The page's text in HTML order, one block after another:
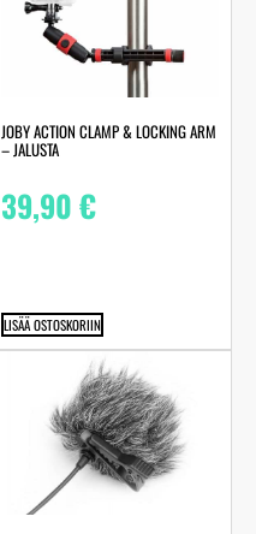
JOBY ACTION CLAMP & LOCKING ARM
– JALUSTA
39,90€
LISÄÄ OSTOSKORIIN